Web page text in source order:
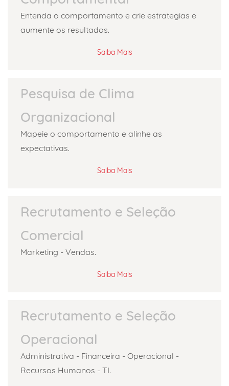
Entenda o comportamento e crie estrategias e
aumente os resultados.
Saiba Mais
Pesquisa de Clima
Organizacional
Mapeie o comportamento e alinhe as
expectativas.
Saiba Mais
Recrutamento e Seleção
Comercial
Marketing - Vendas.
Saiba Mais
Recrutamento e Seleção
Operacional
Administrativa - Financeira - Operacional -
Recursos Humanos - TI.